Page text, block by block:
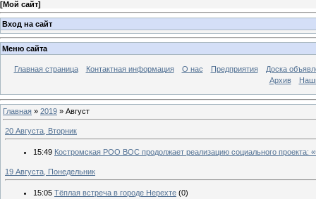
[Мой сайт]
Вход на сайт
Меню сайта
Главная страница Контактная информация О нас Предприятия
Доска
Архив
Главная » 2019 » Август
20 Августа, Вторник
15:49 Костромская РОО ВОС продолжает реализацию социального проекта:
19 Августа, Понедельник
15:05 Тёплая встреча в городе Нерехте (0)